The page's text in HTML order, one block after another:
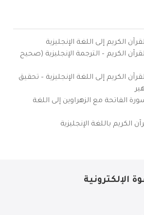
الكريم إلى اللغة الإنجليزية
الكريم – الترجمة الإنجليزية (صحيح
الكريم إلى اللغة الإنجليزية – تحقيق
الفاتحة مع الزهراوين إلى اللغة
الكريم باللغة الإنجليزية
الإلكترونية